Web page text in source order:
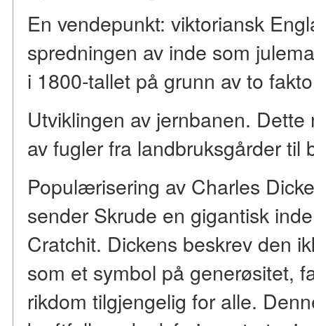
En vendepunkt: viktoriansk
spredningen av inde som
i 1800-tallet på grunn av to
Utviklingen av jernbanen.
av fugler fra landbruksgårder til
Populærisering av Charles
sender Skrude en gigantisk
Cratchit. Dickens beskrev den
som et symbol på generøsitet,
rikdom tilgjengelig for alle.